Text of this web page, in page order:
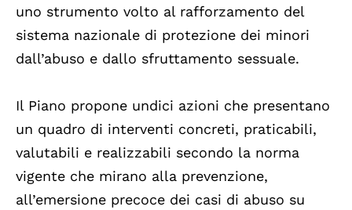
uno strumento volto al rafforzamento del
sistema nazionale di protezione dei minori
dall’abuso e dallo sfruttamento sessuale.
Il Piano propone undici azioni che presentano
un quadro di interventi concreti, praticabili,
valutabili e realizzabili secondo la norma
vigente che mirano alla prevenzione,
all’emersione precoce dei casi di abuso su